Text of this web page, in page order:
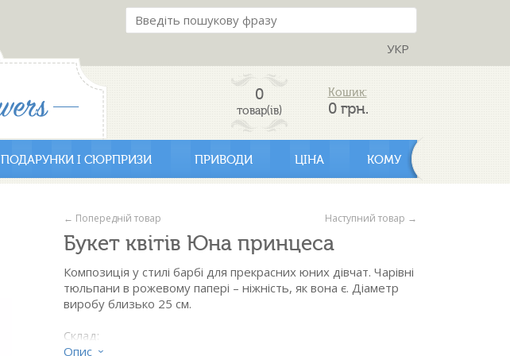
УКР
0
товар(ів)
Кошик:
0 грн.
ПОДАРУНКИ І СЮРПРИЗИ ПРИВОДИ ЦІНА КОМУ
Наступний товар →
← Попередній товар
Букет квітів Юна принцеса
Композиція у стилі барбі для прекрасних юних дівчат. Чарівні
тюльпани в рожевому папері – ніжність, як вона є. Діаметр
виробу близько 25 см.
Склад:
- тюльпан рожевий - 19 шт.
Опис